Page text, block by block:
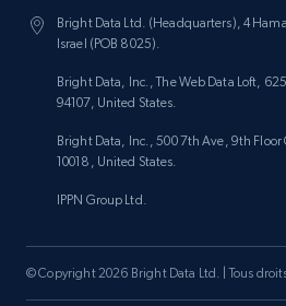
Bright Data Ltd. (Headquarters), 4
Israel (POB 8025).
Bright Data, Inc., The Web Data Loft,
94107, United States.
Bright Data, Inc., 500 7th Ave, 9th Floor
10018, United States.
IPPN Group Ltd.
© Copyright 2026 Bright Data Ltd. | Tous